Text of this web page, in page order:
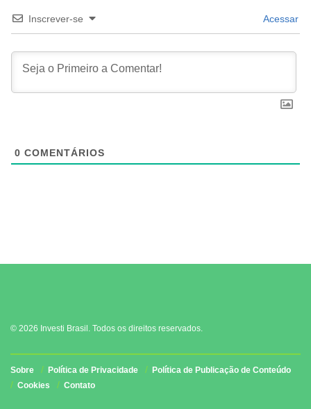
Inscrever-se Acessar
0 COMENTÁRIOS
© 2026 Investi Brasil. Todos os direitos reservados.
Sobre Política de Privacidade
Política de Publicação de Conteúdo
Cookies
Contato